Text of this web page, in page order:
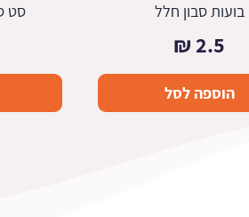
בועות סבון חלל
2.5
₪
הוספה לסל
סט